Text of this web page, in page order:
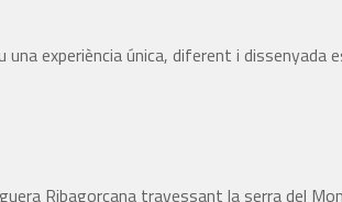
experiència única, diferent i dissenyada
Ribagorçana travessant la serra del